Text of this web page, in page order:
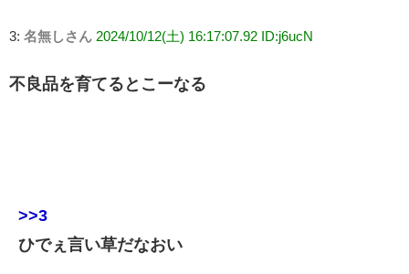
3: 名無しさん 2024/10/12(土) 16:17:07.92 ID:j6ucN
不良品を育てるとこーなる
>>3
ひでぇ言い草だなおい